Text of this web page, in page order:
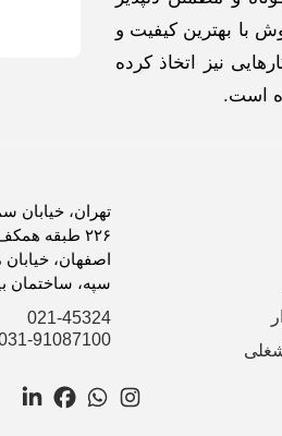
با بهترین کیفیت و
نیز اتخاذ کرده
است.
تهران، خیابان
۲۲۶ طبقه همکف
اصفهان،
سپه، ساختمان بیتا،
021-45324
91087100
Instagram
WhatsApp
Facebook